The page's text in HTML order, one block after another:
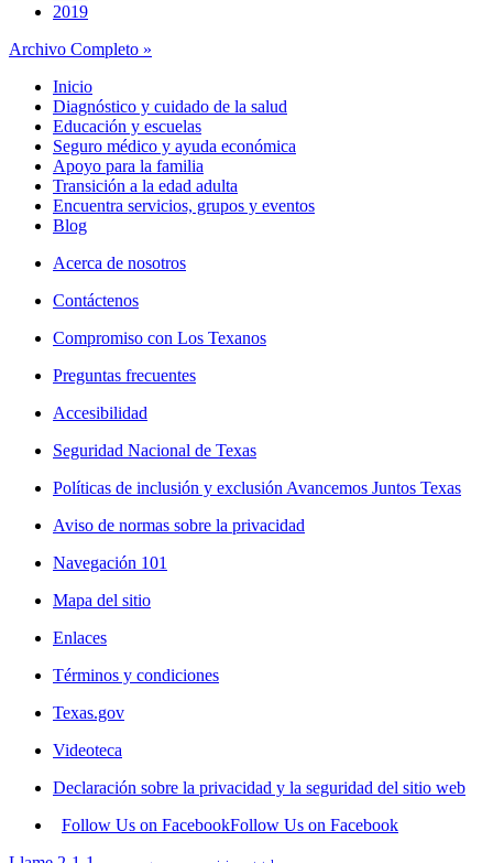
2019
Archivo Completo »
Inicio
Diagnóstico y cuidado de la salud
Educación y escuelas
Seguro médico y ayuda económica
Apoyo para la familia
Transición a la edad adulta
Encuentra servicios, grupos y eventos
Blog
Acerca de nosotros
Contáctenos
Compromiso con Los Texanos
Preguntas frecuentes
Accesibilidad
Seguridad Nacional de Texas
Políticas de inclusión y exclusión Avancemos Juntos Texas
Aviso de normas sobre la privacidad
Navegación 101
Mapa del sitio
Enlaces
Términos y condiciones
Texas.gov
Videoteca
Declaración sobre la privacidad y la seguridad del sitio web
Follow Us on FacebookFollow Us on Facebook